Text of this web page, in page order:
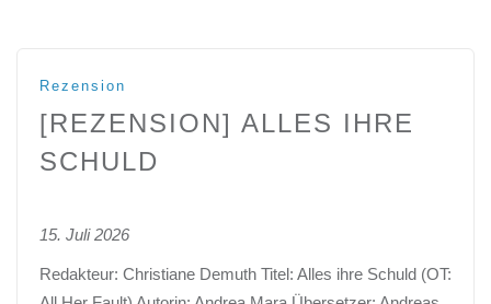
Rezension
[REZENSION] ALLES IHRE
SCHULD
15. Juli 2026
Redakteur: Christiane Demuth Titel: Alles ihre Schuld (OT: